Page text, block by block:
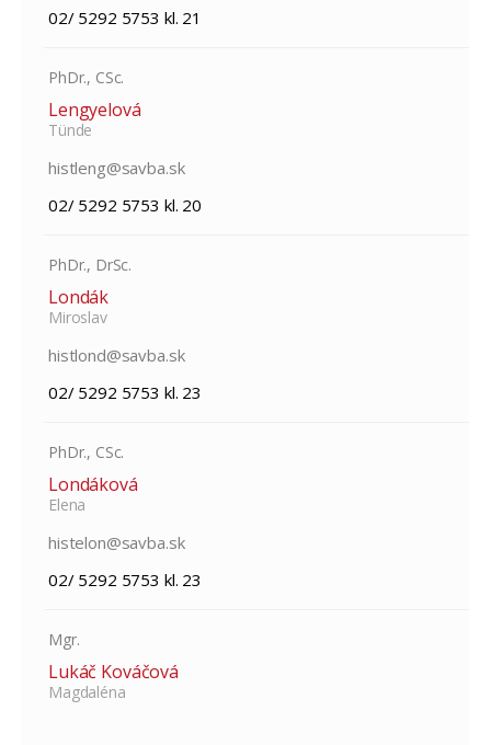
02/ 5292 5753 kl. 21
PhDr., CSc.
Lengyelová
Tünde
histleng@savba.sk
02/ 5292 5753 kl. 20
PhDr., DrSc.
Londák
Miroslav
histlond@savba.sk
02/ 5292 5753 kl. 23
PhDr., CSc.
Londáková
Elena
histelon@savba.sk
02/ 5292 5753 kl. 23
Mgr.
Lukáč Kováčová
Magdaléna